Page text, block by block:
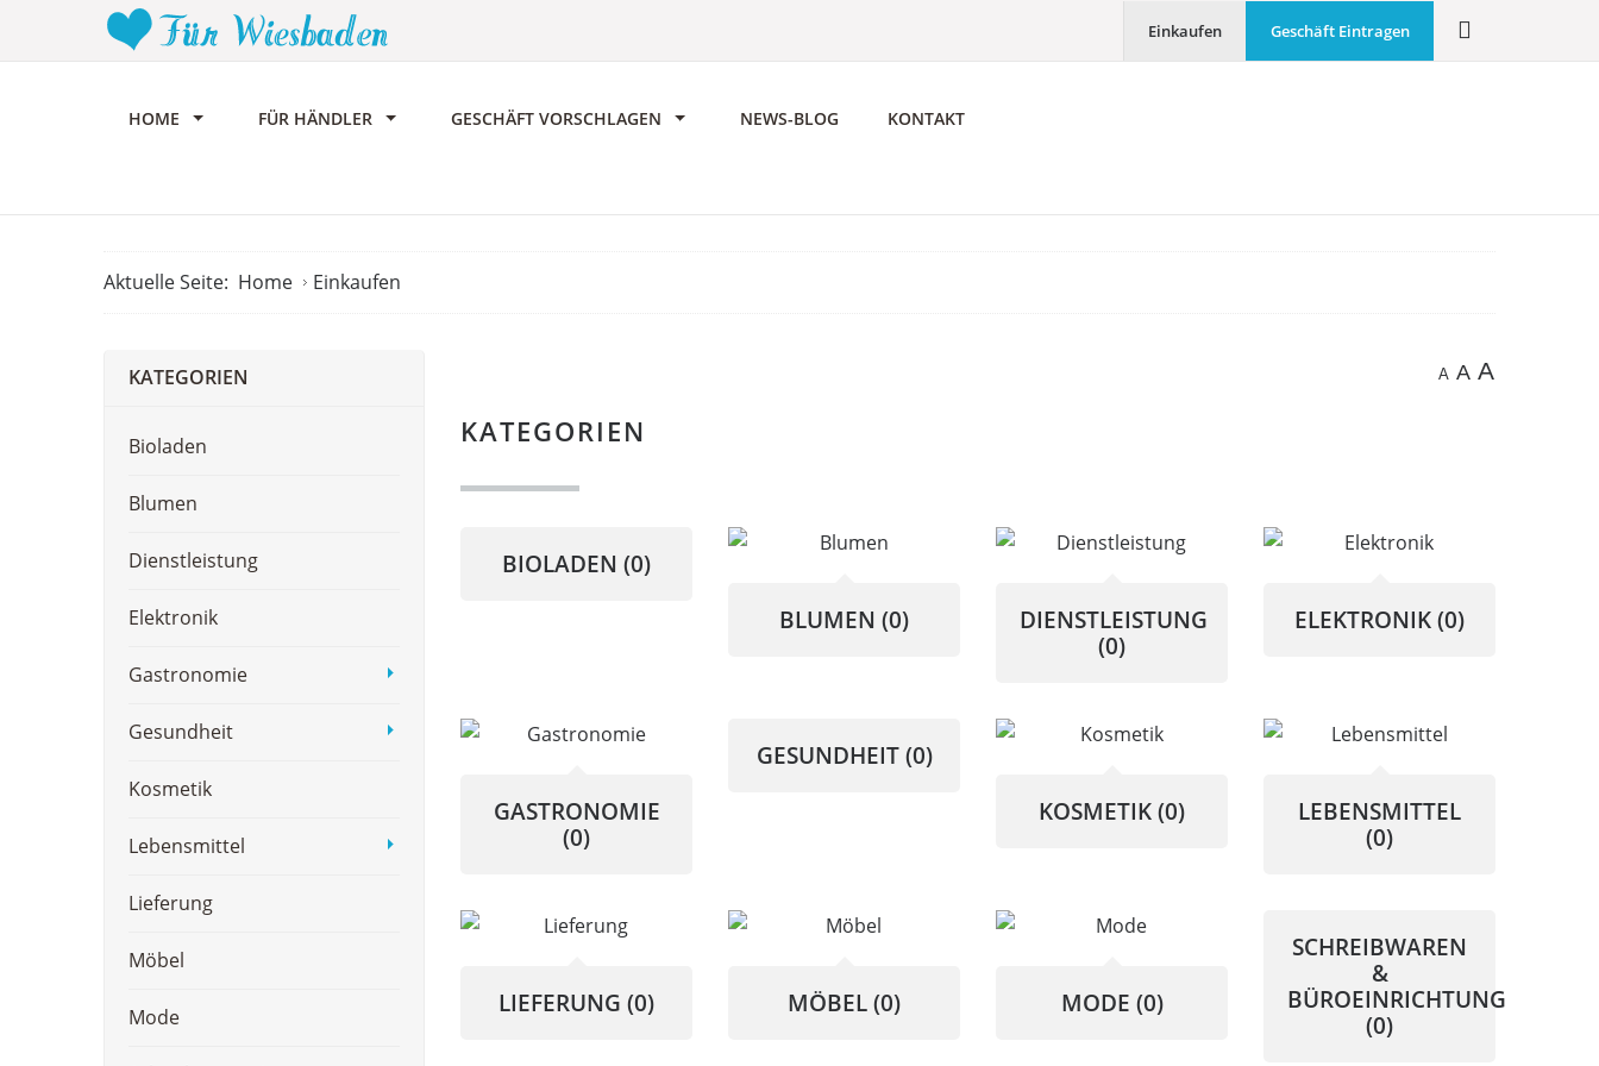
Einkaufen Geschäft Eintragen
HOME FÜR HÄNDLER GESCHÄFT VORSCHLAGEN NEWS-BLOG KONTAKT
Aktuelle Seite: Home Einkaufen
A A A
KATEGORIEN
BIOLADEN (0)
BLUMEN (0)
DIENSTLEISTUNG
(0)
ELEKTRONIK(0)
GASTRONOMIE
(0)
GESUNDHEIT(0)
KOSMETIK(0)
LEBENSMITTEL
(0)
LIEFERUNG (0) MÖBEL(0) MODE (0)
SCHREIBWAREN
&
BÜROEINRICHTUNG
(0)
KATEGORIEN
Bioladen
Blumen
Dienstleistung
Elektronik
Gastronomie
Gesundheit
Kosmetik
Lebensmittel
Lieferung
Möbel
Mode